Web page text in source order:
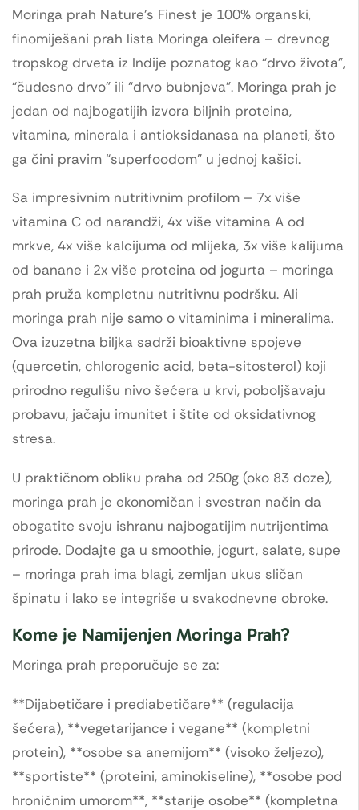
Moringa prah Nature's Finest je 100% organski,
finomiješani prah lista Moringa oleifera – drevnog
tropskog drveta iz Indije poznatog kao “drvo života”,
“čudesno drvo” ili “drvo bubnjeva”. Moringa prah je
jedan od najbogatijih izvora biljnih proteina,
vitamina, minerala i antioksidanasa na planeti, što
ga čini pravim “superfoodom” u jednoj kašici.
Sa impresivnim nutritivnim profilom – 7x više
vitamina C od narandži, 4x više vitamina A od
mrkve, 4x više kalcijuma od mlijeka, 3x više kalijuma
od banane i 2x više proteina od jogurta – moringa
prah pruža kompletnu nutritivnu podršku. Ali
moringa prah nije samo o vitaminima i mineralima.
Ova izuzetna biljka sadrži bioaktivne spojeve
(quercetin, chlorogenic acid, beta-sitosterol) koji
prirodno regulišu nivo šećera u krvi, poboljšavaju
probavu, jačaju imunitet i štite od oksidativnog
stresa.
U praktičnom obliku praha od 250g (oko 83 doze),
moringa prah je ekonomičan i svestran način da
obogatite svoju ishranu najbogatijim nutriјentima
prirode. Dodajte ga u smoothie, jogurt, salate, supe
– moringa prah ima blagi, zemljan ukus sličan
špinatu i lako se integriše u svakodnevne obroke.
Kome je Namijenjen Moringa Prah?
Moringa prah preporučuje se za:
**Dijabetičare i prediabetičare** (regulacija
šećera), **vegetarijance i vegane** (kompletni
protein), **osobe sa anemijom** (visoko željezo),
**sportiste** (proteini, aminokiseline), **osobe pod
hroničnim umorom**, **starije osobe** (kompletna